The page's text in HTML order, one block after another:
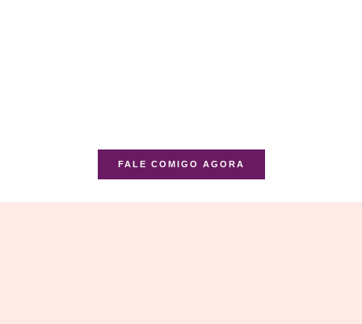
FALE COMIGO AGORA